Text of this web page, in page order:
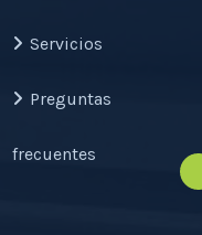
Servicios
Preguntas
frecuentes